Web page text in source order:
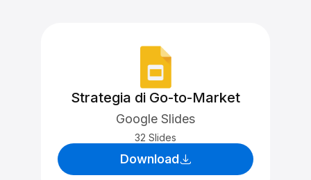
Strategia di Go-to-Market
Google Slides
32 Slides
Download